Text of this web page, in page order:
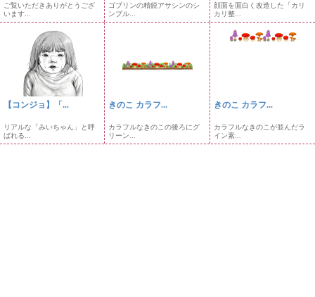
ご覧いただきありがとうござ
います...
ゴブリンの精鋭アサシンのシ
ンプル...
顔面を面白く改造した「カリ
カリ整...
【コンジョ】「...
リアルな「みいちゃん」と呼
ばれる...
きのこ カラフ...
カラフルなきのこの後ろにグ
リーン...
きのこ カラフ...
カラフルなきのこが並んだラ
イン素...